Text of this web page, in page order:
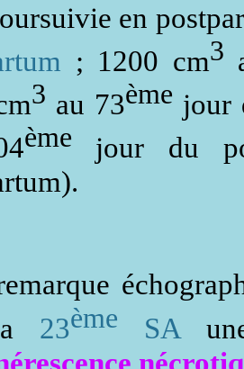
en
; 1200 cm3
3 au 73ème jour
ème jour du
23ème SA